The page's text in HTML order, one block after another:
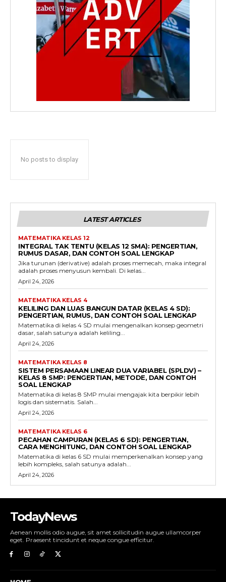
No posts to display
LATEST ARTICLES
MATEMATIKA KELAS 12
INTEGRAL TAK TENTU (KELAS 12 SMA): PENGERTIAN,
RUMUS DASAR, DAN CONTOH SOAL LENGKAP
Jika turunan (derivative) adalah proses memecah, maka integral
adalah proses menyusun kembali. Di kelas...
April 24, 2026
MATEMATIKA KELAS 4
KELILING DAN LUAS BANGUN DATAR (KELAS 4 SD):
PENGERTIAN, RUMUS, DAN CONTOH SOAL LENGKAP
Matematika di kelas 4 SD mulai mengenalkan konsep geometri
dasar, salah satunya adalah keliling...
April 24, 2026
MATEMATIKA KELAS 8
SISTEM PERSAMAAN LINEAR DUA VARIABEL (SPLDV) –
KELAS 8 SMP: PENGERTIAN, METODE, DAN CONTOH
SOAL LENGKAP
Matematika di kelas 8 SMP mulai mengajak kita berpikir lebih
logis dan sistematis. Salah...
April 24, 2026
MATEMATIKA KELAS 6
PECAHAN CAMPURAN (KELAS 6 SD): PENGERTIAN,
CARA MENGHITUNG, DAN CONTOH SOAL LENGKAP
Matematika di kelas 6 SD mulai memperkenalkan konsep yang
lebih kompleks, salah satunya adalah...
April 24, 2026
TodayNews
Aenean mollis odio augue, sit amet sollicitudin augue ullamcorper
eget. Praesent tincidunt et neque congue efficitur.